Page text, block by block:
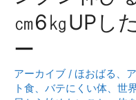
身
長
UP
㎝6㎏UPし
ー
アーカイブ / ほおばる 、
ト食、 バテにくい体、 世